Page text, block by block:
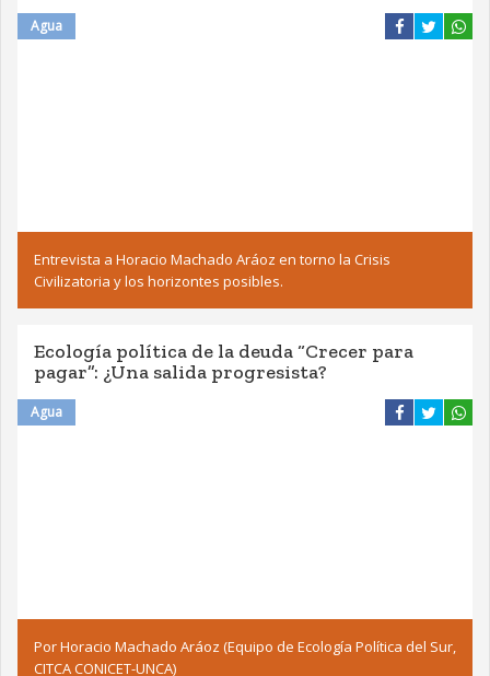
Agua
Entrevista a Horacio Machado Aráoz en torno la Crisis
Civilizatoria y los horizontes posibles.
Ecología política de la deuda “Crecer para
pagar”: ¿Una salida progresista?
Agua
Por Horacio Machado Aráoz (Equipo de Ecología Política del Sur,
CITCA CONICET-UNCA)